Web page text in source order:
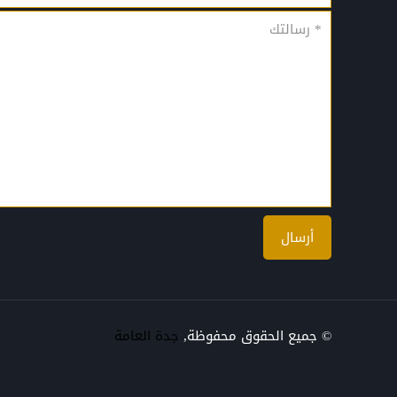
© جميع الحقوق محفوظة, جدة العامة